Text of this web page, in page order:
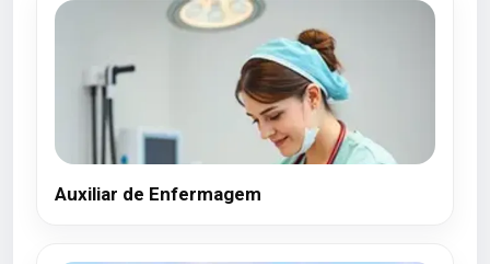
Auxiliar de Enfermagem